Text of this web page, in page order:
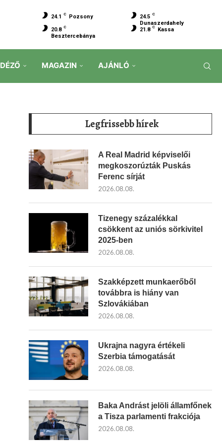
24.1 C Pozsony 24.5 C
Dunaszerdahely
20.8 C
Besztercebánya
21.8 C Kassa
MAGAZIN AJÁNLÓ
Legfrissebb hírek
A Real Madrid képviselői
megkoszorúzták Puskás
Ferenc sírját
2026.08.08.
Tizenegy százalékkal
csökkent az uniós sörkivitel
2025-ben
2026.08.08.
Szakképzett munkaerőből
továbbra is hiány van
Szlovákiában
2026.08.08.
Ukrajna nagyra értékeli
Szerbia támogatását
2026.08.08.
Baka Andrást jelöli államfőnek
a Tisza parlamenti frakciója
2026.08.08.